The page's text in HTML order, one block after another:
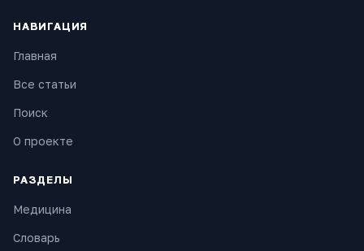
НАВИГАЦИЯ
Главная
Все статьи
Поиск
О проекте
РАЗДЕЛЫ
Медицина
Словарь